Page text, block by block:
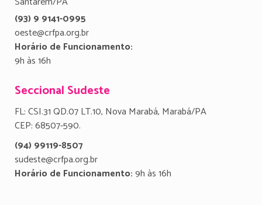
(93) 9 9141-0995
oeste@crfpa.org.br
Horário de Funcionamento:
9h às 16h
Seccional Sudeste
FL: CSI.31 QD.07 LT.10, Nova Marabá, Marabá/PA
CEP: 68507-590.
(94) 99119-8507
sudeste@crfpa.org.br
Horário de Funcionamento:9h às 16h